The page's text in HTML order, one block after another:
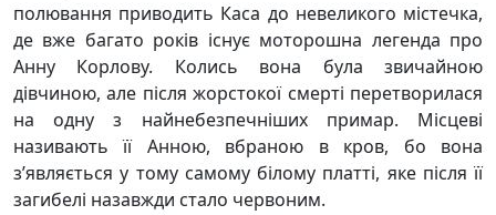
полювання приводить Каса до невеликого містечка,
де вже багато років існує моторошна легенда про
Анну Корлову. Колись вона була звичайною
дівчиною, але після жорстокої смерті перетворилася
на одну з найнебезпечніших примар. Місцеві
називають її Анною, вбраною в кров, бо вона
з’являється у тому самому білому платті, яке після її
загибелі назавжди стало червоним.